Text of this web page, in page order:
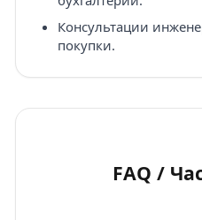
Консультации
покупки.
FAQ /